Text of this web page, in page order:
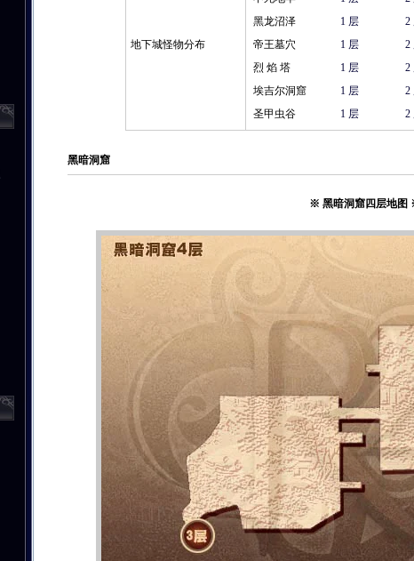
地下城怪物分布
黑龙沼泽
1 层 2
帝王墓穴
1 层 2
烈 焰 塔
1 层 2
埃吉尔洞窟
1 层 2
圣甲虫谷
1 层 2
黑暗洞窟
※ 黑暗洞窟四层地图